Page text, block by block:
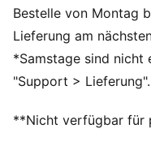
bringen subtile
FEATURES + VORTEILE
Hergestellt aus
Materialien.
SOFTFOAM+:
Dämpfung sorgt
Bestelle von Montag
Lieferung am
*Samstage sind nicht
"Support > Lieferung".
**Nicht verfügbar für